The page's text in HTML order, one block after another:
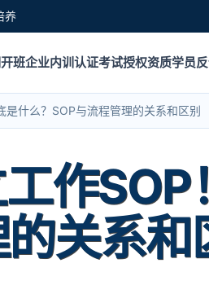
养
班企业内训认证考试授权资质学员
什么？SOP与流程管理的关系和区别
作SOP
关系和